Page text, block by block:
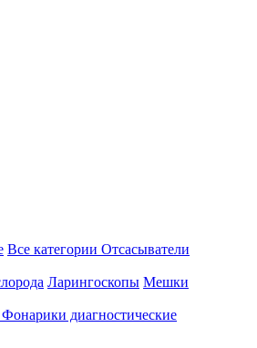
Все категории Отсасыватели
Ларингоскопы Мешки
Фонарики диагностические